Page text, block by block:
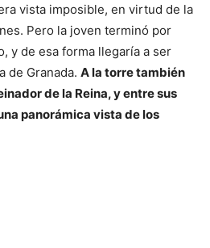
vista imposible, en virtud de la
Pero la joven terminó por
y de esa forma llegaría a ser
de Granada. A la torre también
de la Reina, y entre sus
panorámica vista de los